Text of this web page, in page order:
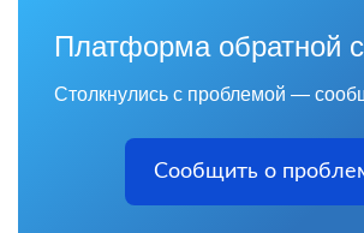
Платформа обратной
Столкнулись с проблемой —
Сообщить о